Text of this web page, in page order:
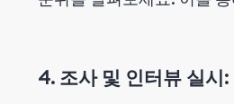
4. 조사 및 인터뷰 실시: